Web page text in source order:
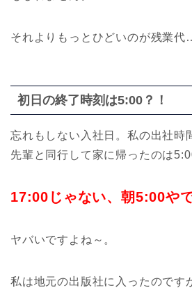
それよりもっとひどいのが残業代
初日の終了時刻は5:00？！
忘れもしない入社日。私の出社時
先輩と同行して家に帰ったのは
17:00じゃない、朝5:00やで
ヤバいですよね～。
私は地元の出版社に入ったのです